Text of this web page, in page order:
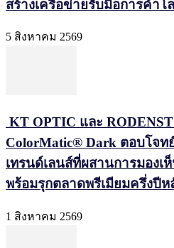
สร้างเครือข่ายรับมือการค้าโ
5 สิงหาคม 2569
KT OPTIC และ
ColorMatic® Dark ตอบโจ
เทรนด์เลนส์ที่ผสานการมอง
พร้อมรุกตลาดพรีเมียมครึ่งปีห
1 สิงหาคม 2569